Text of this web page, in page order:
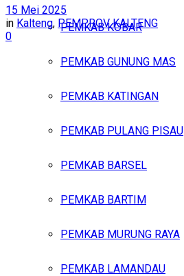
PEMKAB KOBAR
PEMKAB GUNUNG MAS
PEMKAB KATINGAN
PEMKAB PULANG PISAU
PEMKAB BARSEL
PEMKAB BARTIM
PEMKAB MURUNG RAYA
PEMKAB LAMANDAU
15 Mei 2025
in Kalteng, PEMPROV KALTENG
0